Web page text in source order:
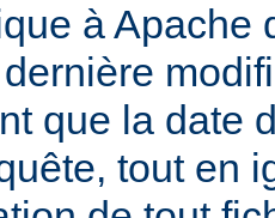
à Apache
que la date
tout en